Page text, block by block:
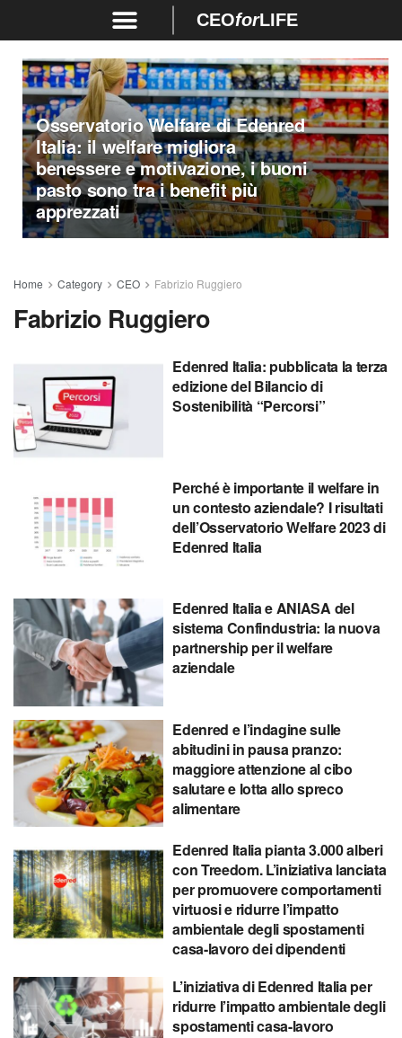
CEOforLIFE
Osservatorio Welfare di Edenred
Italia: il welfare migliora
benessere e motivazione, i buoni
pasto sono tra i benefit più
apprezzati
Home Category CEO Fabrizio Ruggiero
Fabrizio Ruggiero
Edenred Italia: pubblicata la terza
edizione del Bilancio di
Sostenibilità “Percorsi”
Perché è importante il welfare in
un contesto aziendale? I risultati
dell’Osservatorio Welfare 2023 di
Edenred Italia
Edenred Italia e ANIASA del
sistema Confindustria: la nuova
partnership per il welfare
aziendale
Edenred e l’indagine sulle
abitudini in pausa pranzo:
maggiore attenzione al cibo
salutare e lotta allo spreco
alimentare
Edenred Italia pianta 3.000 alberi
con Treedom. L’iniziativa lanciata
per promuovere comportamenti
virtuosi e ridurre l’impatto
ambientale degli spostamenti
casa-lavoro dei dipendenti
L’iniziativa di Edenred Italia per
ridurre l’impatto ambientale degli
spostamenti casa-lavoro